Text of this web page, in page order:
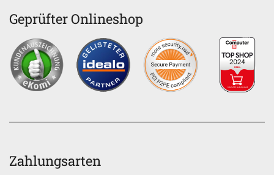
Geprüfter Onlineshop
Zahlungsarten